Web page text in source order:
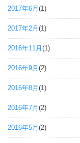
2017年6月 (1)
2017年2月 (1)
2016年11月 (1)
2016年9月 (2)
2016年8月 (1)
2016年7月 (2)
2016年5月 (2)